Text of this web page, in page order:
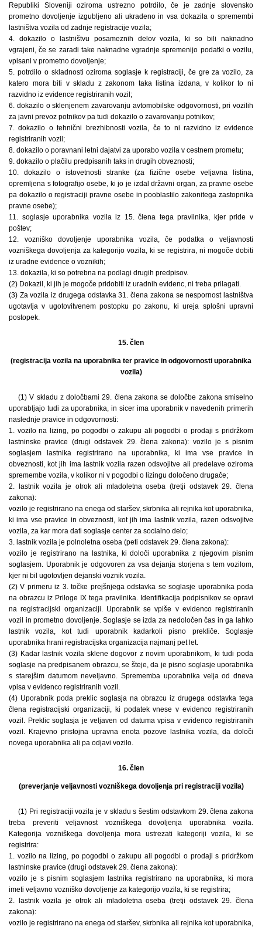
Republiki Sloveniji oziroma ustrezno potrdilo, če je zadnje slovensko
prometno dovoljenje izgubljeno ali ukradeno in vsa dokazila o spremembi
lastništva vozila od zadnje registracije vozila;
4. dokazilo o lastništvu posameznih delov vozila, ki so bili naknadno
vgrajeni, če se zaradi take naknadne vgradnje spremenijo podatki o vozilu,
vpisani v prometno dovoljenje;
5. potrdilo o skladnosti oziroma soglasje k registraciji, če gre za vozilo, za
katero mora biti v skladu z zakonom taka listina izdana, v kolikor to ni
razvidno iz evidence registriranih vozil;
6. dokazilo o sklenjenem zavarovanju avtomobilske odgovornosti, pri vozilih
za javni prevoz potnikov pa tudi dokazilo o zavarovanju potnikov;
7. dokazilo o tehnični brezhibnosti vozila, če to ni razvidno iz evidence
registriranih vozil;
8. dokazilo o poravnani letni dajatvi za uporabo vozila v cestnem prometu;
9. dokazilo o plačilu predpisanih taks in drugih obveznosti;
10. dokazilo o istovetnosti stranke (za fizične osebe veljavna listina,
opremljena s fotografijo osebe, ki jo je izdal državni organ, za pravne osebe
pa dokazilo o registraciji pravne osebe in pooblastilo zakonitega zastopnika
pravne osebe);
11. soglasje uporabnika vozila iz 15. člena tega pravilnika, kjer pride v
poštev;
12. vozniško dovoljenje uporabnika vozila, če podatka o veljavnosti
vozniškega dovoljenja za kategorijo vozila, ki se registrira, ni mogoče dobiti
iz uradne evidence o voznikih;
13. dokazila, ki so potrebna na podlagi drugih predpisov.
(2) Dokazil, ki jih je mogoče pridobiti iz uradnih evidenc, ni treba prilagati.
(3) Za vozila iz drugega odstavka 31. člena zakona se nespornost lastništva
ugotavlja v ugotovitvenem postopku po zakonu, ki ureja splošni upravni
postopek.
15. člen
(registracija vozila na uporabnika ter pravice in odgovornosti uporabnika
vozila)
(1) V skladu z določbami 29. člena zakona se določbe zakona smiselno
uporabljajo tudi za uporabnika, in sicer ima uporabnik v navedenih primerih
naslednje pravice in odgovornosti:
1. vozilo na lizing, po pogodbi o zakupu ali pogodbi o prodaji s pridržkom
lastninske pravice (drugi odstavek 29. člena zakona): vozilo je s pisnim
soglasjem lastnika registrirano na uporabnika, ki ima vse pravice in
obveznosti, kot jih ima lastnik vozila razen odsvojitve ali predelave oziroma
spremembe vozila, v kolikor ni v pogodbi o lizingu določeno drugače;
2. lastnik vozila je otrok ali mladoletna oseba (tretji odstavek 29. člena
zakona):
vozilo je registrirano na enega od staršev, skrbnika ali rejnika kot uporabnika,
ki ima vse pravice in obveznosti, kot jih ima lastnik vozila, razen odsvojitve
vozila, za kar mora dati soglasje center za socialno delo;
3. lastnik vozila je polnoletna oseba (peti odstavek 29. člena zakona):
vozilo je registrirano na lastnika, ki določi uporabnika z njegovim pisnim
soglasjem. Uporabnik je odgovoren za vsa dejanja storjena s tem vozilom,
kjer ni bil ugotovljen dejanski voznik vozila.
(2) V primeru iz 3. točke prejšnjega odstavka se soglasje uporabnika poda
na obrazcu iz Priloge IX tega pravilnika. Identifikacija podpisnikov se opravi
na registracijski organizaciji. Uporabnik se vpiše v evidenco registriranih
vozil in prometno dovoljenje. Soglasje se izda za nedoločen čas in ga lahko
lastnik vozila, kot tudi uporabnik kadarkoli pisno prekliče. Soglasje
uporabnika hrani registracijska organizacija najmanj pet let.
(3) Kadar lastnik vozila sklene dogovor z novim uporabnikom, ki tudi poda
soglasje na predpisanem obrazcu, se šteje, da je pisno soglasje uporabnika
s starejšim datumom neveljavno. Sprememba uporabnika velja od dneva
vpisa v evidenco registriranih vozil.
(4) Uporabnik poda preklic soglasja na obrazcu iz drugega odstavka tega
člena registracijski organizaciji, ki podatek vnese v evidenco registriranih
vozil. Preklic soglasja je veljaven od datuma vpisa v evidenco registriranih
vozil. Krajevno pristojna upravna enota pozove lastnika vozila, da določi
novega uporabnika ali pa odjavi vozilo.
16. člen
(preverjanje veljavnosti vozniškega dovoljenja pri registraciji vozila)
(1) Pri registraciji vozila je v skladu s šestim odstavkom 29. člena zakona
treba preveriti veljavnost vozniškega dovoljenja uporabnika vozila.
Kategorija vozniškega dovoljenja mora ustrezati kategoriji vozila, ki se
registrira:
1. vozilo na lizing, po pogodbi o zakupu ali pogodbi o prodaji s pridržkom
lastninske pravice (drugi odstavek 29. člena zakona):
vozilo je s pisnim soglasjem lastnika registrirano na uporabnika, ki mora
imeti veljavno vozniško dovoljenje za kategorijo vozila, ki se registrira;
2. lastnik vozila je otrok ali mladoletna oseba (tretji odstavek 29. člena
zakona):
vozilo je registrirano na enega od staršev, skrbnika ali rejnika kot uporabnika,